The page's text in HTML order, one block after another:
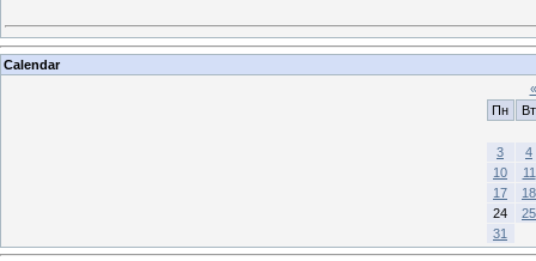
Calendar
«
Пн
Вт
3
4
10
11
17
18
24
25
31